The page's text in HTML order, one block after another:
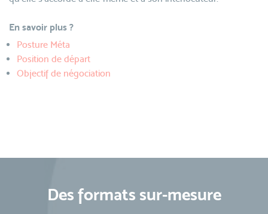
En savoir plus ?
Posture Méta
Position de départ
Objectif de négociation
Des formats sur-mesure